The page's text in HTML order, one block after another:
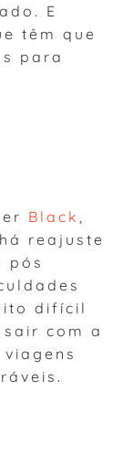
E
têm que
para
Black
reajuste
pós
difícil
com a